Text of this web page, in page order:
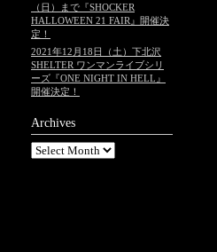
（日）まで『SHOCKER
HALLOWEEN 21 FAIR』開催決
定！
2021年12月18日（土）下北沢
SHELTER ワンマンライブシリ
ーズ『ONE NIGHT IN HELL』
開催決定！
Archives